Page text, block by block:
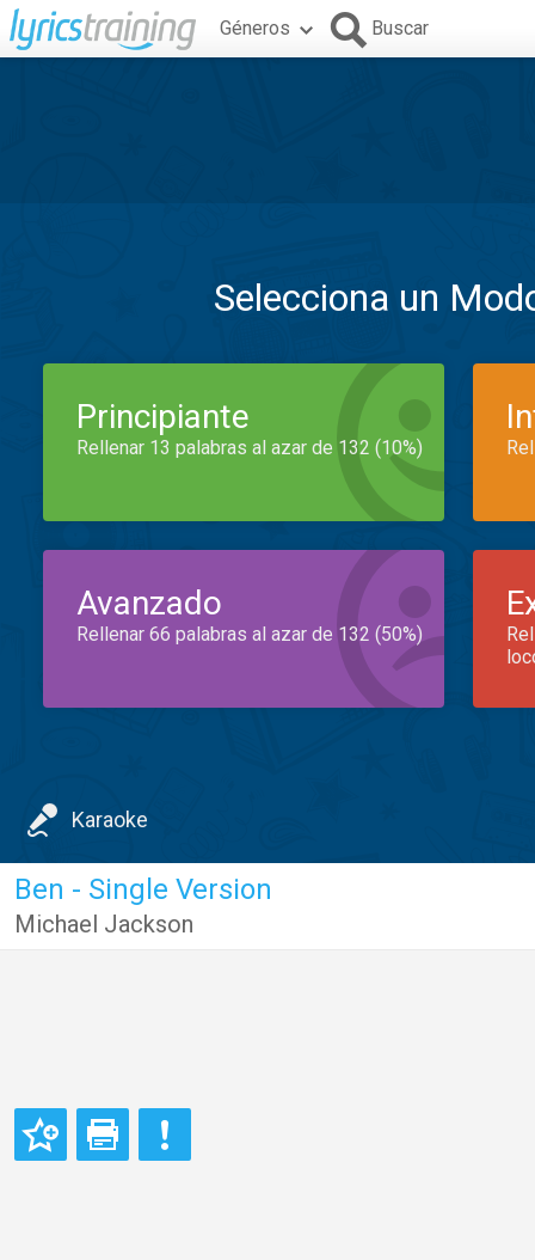
Géneros Buscar
Selecciona un
Principiante
Rellenar 13 palabras al azar de 132 (10%)
Avanzado
Rellenar 66 palabras al azar de 132 (50%)
Karaoke
Ben - Single Version
Michael Jackson